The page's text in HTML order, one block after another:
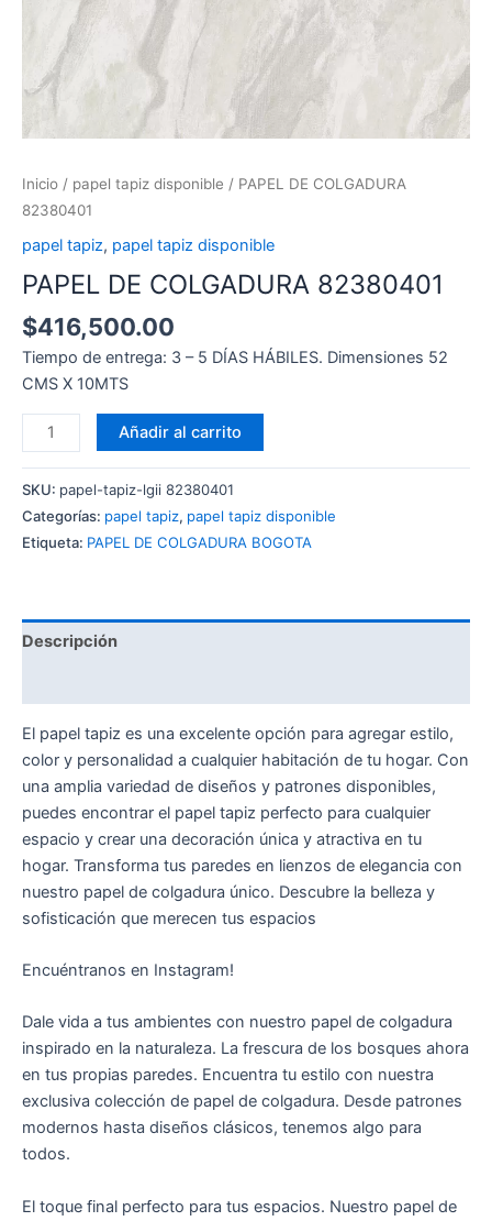
Inicio / papel tapiz disponible / PAPEL DE COLGADURA
82380401
papel tapiz, papel tapiz disponible
PAPEL DE COLGADURA 82380401
$416,500.00
Tiempo de entrega: 3 – 5 DÍAS HÁBILES. Dimensiones 52
CMS X 10MTS
Añadir al carrito
SKU: papel-tapiz-lgii 82380401
Categorías: papel tapiz, papel tapiz disponible
Etiqueta: PAPEL DE COLGADURA BOGOTA
Descripción
El papel tapiz es una excelente opción para agregar estilo,
color y personalidad a cualquier habitación de tu hogar. Con
una amplia variedad de diseños y patrones disponibles,
puedes encontrar el papel tapiz perfecto para cualquier
espacio y crear una decoración única y atractiva en tu
hogar. Transforma tus paredes en lienzos de elegancia con
nuestro papel de colgadura único. Descubre la belleza y
sofisticación que merecen tus espacios
Encuéntranos en Instagram!
Dale vida a tus ambientes con nuestro papel de colgadura
inspirado en la naturaleza. La frescura de los bosques ahora
en tus propias paredes. Encuentra tu estilo con nuestra
exclusiva colección de papel de colgadura. Desde patrones
modernos hasta diseños clásicos, tenemos algo para
todos.
El toque final perfecto para tus espacios. Nuestro papel de